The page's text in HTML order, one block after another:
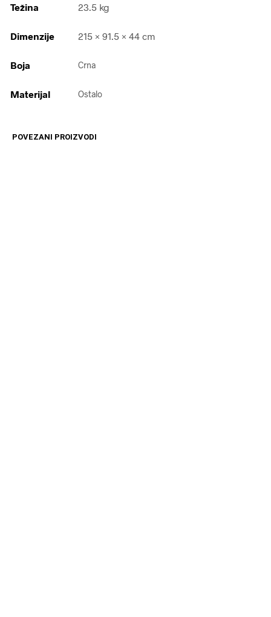
Težina 23.5 kg
Dimenzije 215 × 91.5 × 44 cm
Boja Crna
Materijal Ostalo
POVEZANI PROIZVODI